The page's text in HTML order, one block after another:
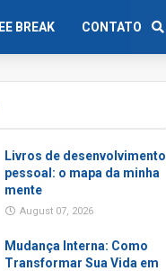
BREAK CONTATO
Livros de desenvolvimento
pessoal: o mapa da minha
mente
August 07, 2026
Mudança Interna: Como
Transformar Sua Vida em